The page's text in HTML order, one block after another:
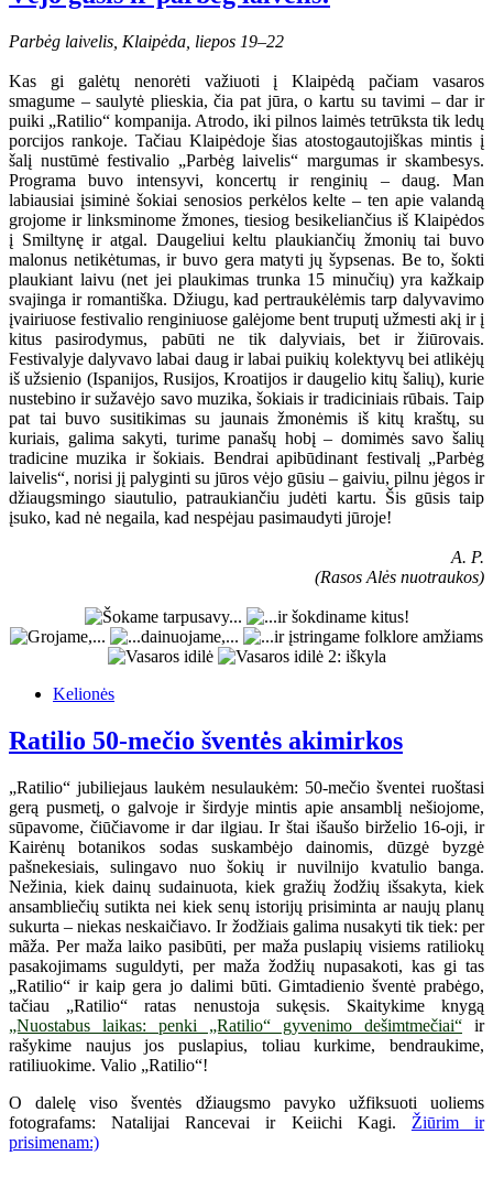
Parbėg laivelis, Klaipėda, liepos 19–22
Kas gi galėtų nenorėti važiuoti į Klaipėdą pačiam vasaros
smagume – saulytė plieskia, čia pat jūra, o kartu su tavimi – dar ir
puiki „Ratilio“ kompanija. Atrodo, iki pilnos laimės tetrūksta tik ledų
porcijos rankoje. Tačiau Klaipėdoje šias atostogautojiškas mintis į
šalį nustūmė festivalio „Parbėg laivelis“ margumas ir skambesys.
Programa buvo intensyvi, koncertų ir renginių – daug. Man
labiausiai įsiminė šokiai senosios perkėlos kelte – ten apie valandą
grojome ir linksminome žmones, tiesiog besikeliančius iš Klaipėdos
į Smiltynę ir atgal. Daugeliui keltu plaukiančių žmonių tai buvo
malonus netikėtumas, ir buvo gera matyti jų šypsenas. Be to, šokti
plaukiant laivu (net jei plaukimas trunka 15 minučių) yra kažkaip
svajinga ir romantiška. Džiugu, kad pertraukėlėmis tarp dalyvavimo
įvairiuose festivalio renginiuose galėjome bent truputį užmesti akį ir į
kitus pasirodymus, pabūti ne tik dalyviais, bet ir žiūrovais.
Festivalyje dalyvavo labai daug ir labai puikių kolektyvų bei atlikėjų
iš užsienio (Ispanijos, Rusijos, Kroatijos ir daugelio kitų šalių), kurie
nustebino ir sužavėjo savo muzika, šokiais ir tradiciniais rūbais. Taip
pat tai buvo susitikimas su jaunais žmonėmis iš kitų kraštų, su
kuriais, galima sakyti, turime panašų hobį – domimės savo šalių
tradicine muzika ir šokiais. Bendrai apibūdinant festivalį „Parbėg
laivelis“, norisi jį palyginti su jūros vėjo gūsiu – gaiviu, pilnu jėgos ir
džiaugsmingo siautulio, patraukiančiu judėti kartu. Šis gūsis taip
įsuko, kad nė negaila, kad nespėjau pasimaudyti jūroje!
A. P.
(Rasos Alės nuotraukos)
Kelionės
Ratilio 50-mečio šventės akimirkos
„Ratilio“ jubiliejaus laukėm nesulaukėm: 50-mečio šventei ruoštasi
gerą pusmetį, o galvoje ir širdyje mintis apie ansamblį nešiojome,
sūpavome, čiūčiavome ir dar ilgiau. Ir štai išaušo birželio 16-oji, ir
Kairėnų botanikos sodas suskambėjo dainomis, dūzgė byzgė
pašnekesiais, sulingavo nuo šokių ir nuvilnijo kvatulio banga.
Nežinia, kiek dainų sudainuota, kiek gražių žodžių išsakyta, kiek
ansambliečių sutikta nei kiek senų istorijų prisiminta ar naujų planų
sukurta – niekas neskaičiavo. Ir žodžiais galima nusakyti tik tiek: per
mãža. Per maža laiko pasibūti, per maža puslapių visiems ratiliokų
pasakojimams suguldyti, per maža žodžių nupasakoti, kas gi tas
„Ratilio“ ir kaip gera jo dalimi būti. Gimtadienio šventė prabėgo,
tačiau „Ratilio“ ratas nenustoja sukęsis. Skaitykime knygą
„Nuostabus laikas: penki „Ratilio“ gyvenimo dešimtmečiai“ ir
rašykime naujus jos puslapius, toliau kurkime, bendraukime,
ratiliuokime. Valio „Ratilio“!
O dalelę viso šventės džiaugsmo pavyko užfiksuoti uoliems
fotografams: Natalijai Rancevai ir Keiichi Kagi. Žiūrim ir
prisimenam:)